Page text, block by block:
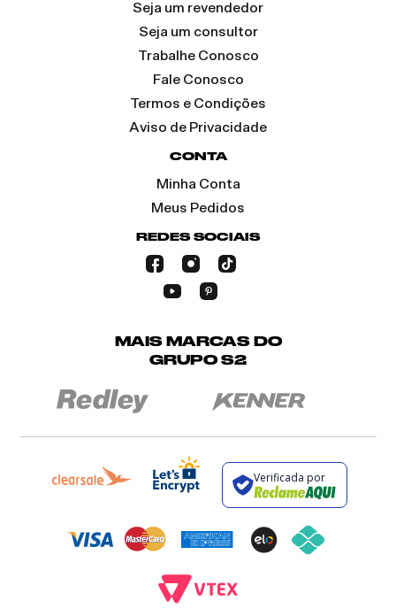
Seja um revendedor
Seja um consultor
Trabalhe Conosco
Fale Conosco
Termos e Condições
Aviso de Privacidade
CONTA
Minha Conta
Meus Pedidos
REDES SOCIAIS
MAIS MARCAS DO
GRUPO S2
Verificada por